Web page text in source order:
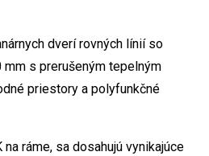
dverí rovných línií so
mm s prerušeným tepelným
priestory a polyfunkčné
ráme, sa dosahujú vynikajúce